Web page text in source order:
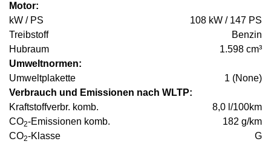
Motor:
kW / PS
108 kW / 147 PS
Treibstoff
Benzin
Hubraum
1.598 cm³
Umweltnormen:
Umweltplakette
1 (None)
Verbrauch und Emissionen nach WLTP:
Kraftstoffverbr. komb.
8,0 l/100km
CO2-Emissionen komb.
182 g/km
CO2-Klasse G